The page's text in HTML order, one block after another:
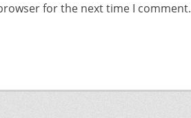
for the next time I comment.